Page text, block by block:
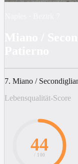
7. Miano /
Lebensqualität-Score
44
/ 100